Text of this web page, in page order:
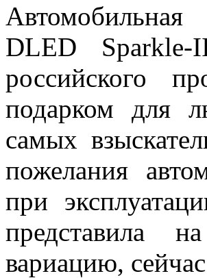
DLED
российского
подарком для
самых
пожелания
при
представила
вариацию,